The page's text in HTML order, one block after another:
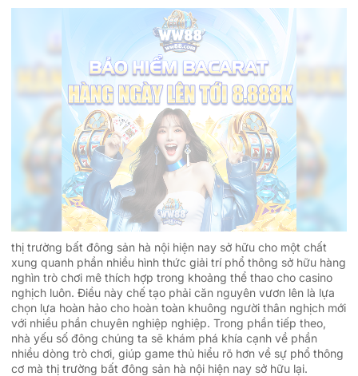
thị trường bất đông sản hà nội hiện nay sở hữu cho một chất
xung quanh phần nhiều hình thức giải trí phổ thông sở hữu hàng
nghìn trò chơi mê thích hợp trong khoảng thể thao cho casino
nghịch luôn. Điều này chế tạo phải căn nguyên vươn lên là lựa
chọn lựa hoàn hảo cho hoàn toàn khuông người thân nghịch mới
với nhiều phần chuyên nghiệp nghiệp. Trong phần tiếp theo,
nhà yếu số đông chúng ta sẽ khám phá khía cạnh về phần
nhiều dòng trò chơi, giúp game thủ hiểu rõ hơn về sự phổ thông
cơ mà thị trường bất đông sản hà nội hiện nay sở hữu lại.